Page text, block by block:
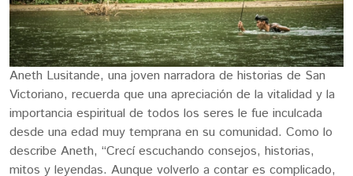
Aneth Lusitande, una joven narradora de historias de San
Victoriano, recuerda que una apreciación de la vitalidad y la
importancia espiritual de todos los seres le fue inculcada
desde una edad muy temprana en su comunidad. Como lo
describe Aneth, “Crecí escuchando consejos, historias,
mitos y leyendas. Aunque volverlo a contar es complicado,